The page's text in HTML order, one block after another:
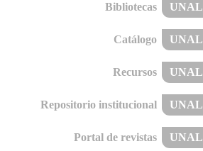
Bibliotecas UNAL
Catálogo UNAL
Recursos UNAL
Repositorio institucional UNAL
Portal de revistas UNAL